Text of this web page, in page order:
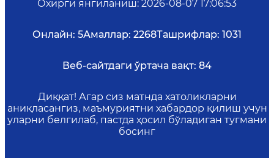
Охирги янгиланиш: 2026-08-07 17:06:53
Онлайн: 5Амаллар: 2268Ташрифлар: 1031
Веб-сайтдаги ўртача вақт: 84
Диққат! Агар сиз матнда хатоликларни
аниқласангиз, маъмуриятни хабардор қилиш учун
уларни белгилаб, пастда ҳосил бўладиган тугмани
босинг